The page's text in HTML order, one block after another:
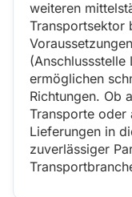
weiteren
Transportsektor
(Anschlussstelle
ermöglichen
Richtungen. Ob
Transporte oder
Lieferungen in
zuverlässiger